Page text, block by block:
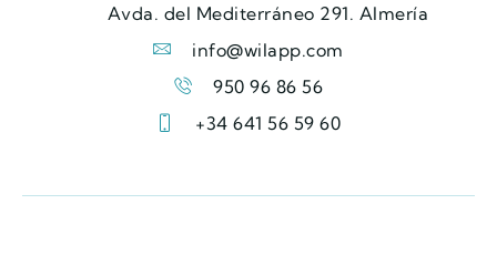
Avda. del Mediterráneo 291. Almería
info@wilapp.com
950 96 86 56
+34 641 56 59 60